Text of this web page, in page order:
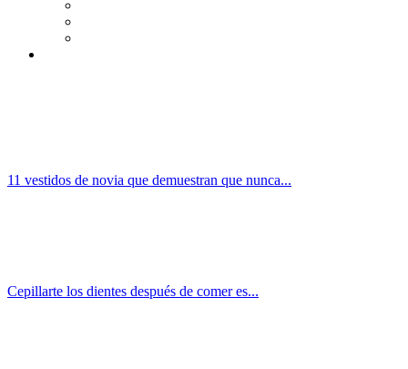
11 vestidos de novia que demuestran que nunca...
Cepillarte los dientes después de comer es...